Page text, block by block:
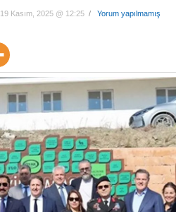
19 Kasım, 2025 @ 12:25 / Yorum yapılmamış